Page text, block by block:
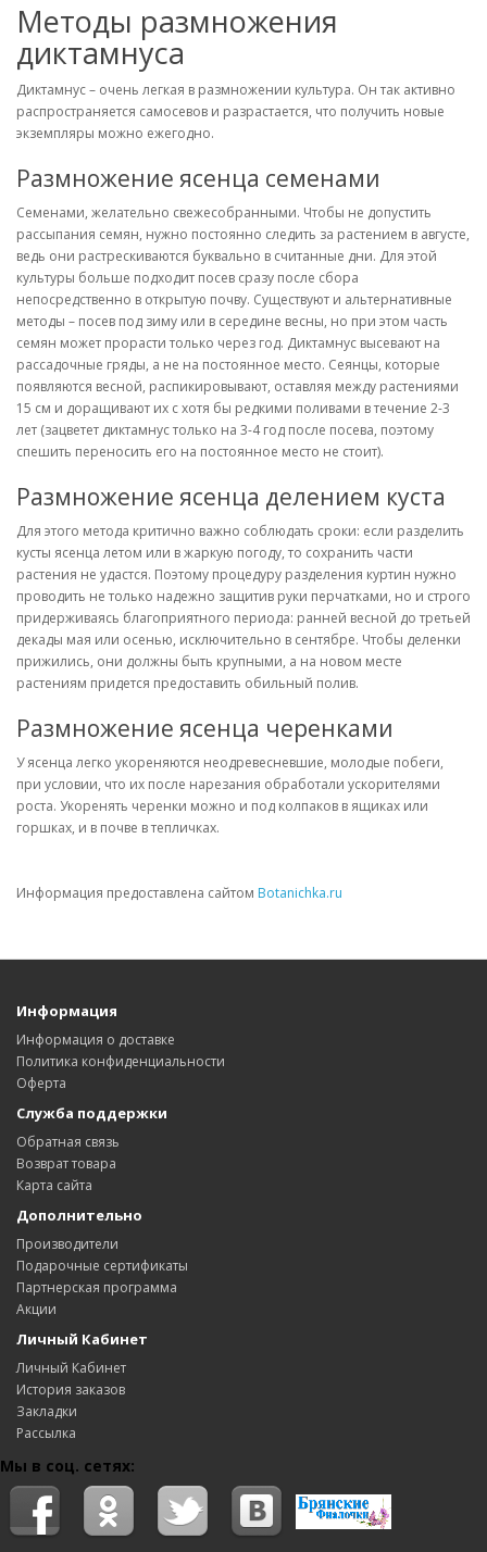
Методы размножения
диктамнуса
Диктамнус – очень легкая в размножении культура. Он так активно
распространяется самосевов и разрастается, что получить новые
экземпляры можно ежегодно.
Размножение ясенца семенами
Семенами, желательно свежесобранными. Чтобы не допустить
рассыпания семян, нужно постоянно следить за растением в августе,
ведь они растрескиваются буквально в считанные дни. Для этой
культуры больше подходит посев сразу после сбора
непосредственно в открытую почву. Существуют и альтернативные
методы – посев под зиму или в середине весны, но при этом часть
семян может прорасти только через год. Диктамнус высевают на
рассадочные гряды, а не на постоянное место. Сеянцы, которые
появляются весной, распикировывают, оставляя между растениями
15 см и доращивают их с хотя бы редкими поливами в течение 2-3
лет (зацветет диктамнус только на 3-4 год после посева, поэтому
спешить переносить его на постоянное место не стоит).
Размножение ясенца делением куста
Для этого метода критично важно соблюдать сроки: если разделить
кусты ясенца летом или в жаркую погоду, то сохранить части
растения не удастся. Поэтому процедуру разделения куртин нужно
проводить не только надежно защитив руки перчатками, но и строго
придерживаясь благоприятного периода: ранней весной до третьей
декады мая или осенью, исключительно в сентябре. Чтобы деленки
прижились, они должны быть крупными, а на новом месте
растениям придется предоставить обильный полив.
Размножение ясенца черенками
У ясенца легко укореняются неодревесневшие, молодые побеги,
при условии, что их после нарезания обработали ускорителями
роста. Укоренять черенки можно и под колпаков в ящиках или
горшках, и в почве в тепличках.
Информация предоставлена сайтом Botanichka.ru
Информация
Информация о доставке
Политика конфиденциальности
Оферта
Служба поддержки
Обратная связь
Возврат товара
Карта сайта
Дополнительно
Производители
Подарочные сертификаты
Партнерская программа
Акции
Личный Кабинет
Личный Кабинет
История заказов
Закладки
Рассылка
Мы в соц. сетях: